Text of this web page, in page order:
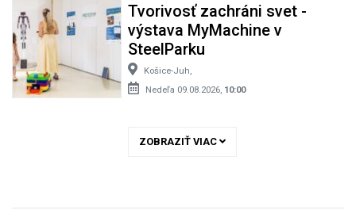
Tvorivosť zachráni svet -
výstava MyMachine v
SteelParku
Košice-Juh,
Nedeľa 09.08.2026, 10:00
ZOBRAZIŤ VIAC